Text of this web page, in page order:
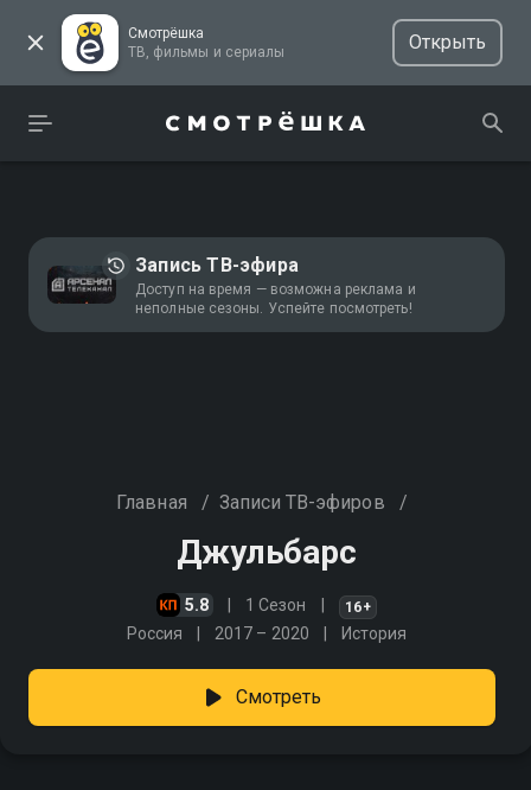
Смотрёшка
ТВ, фильмы и сериалы
Открыть
Запись ТВ-эфира
Доступ на время — возможна реклама и
неполные сезоны. Успейте посмотреть!
Главная / Записи ТВ-эфиров /
Джульбарс
5.8 1 Сезон 16+
Россия 2017 – 2020 История
Смотреть